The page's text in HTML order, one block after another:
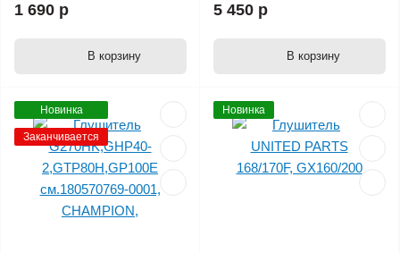
1 690 р
В корзину
5 450 р
В корзину
Новинка
Заканчивается
Новинка